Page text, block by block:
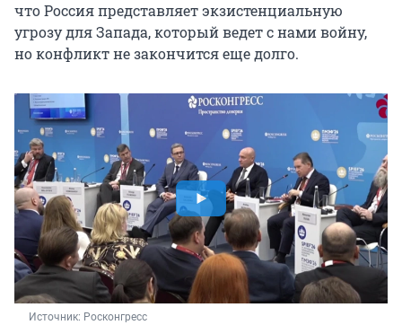
что Россия представляет экзистенциальную
угрозу для Запада, который ведет с нами войну,
но конфликт не закончится еще долго.
Источник: Росконгресс